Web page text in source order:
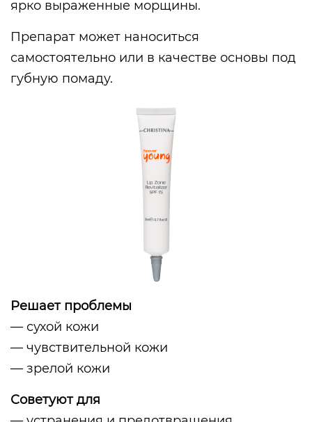
ярко выраженные морщины.
Препарат может наноситься
самостоятельно или в качестве основы под
губную помаду.
Решает проблемы
— сухой кожи
— чувствительной кожи
— зрелой кожи
Советуют для